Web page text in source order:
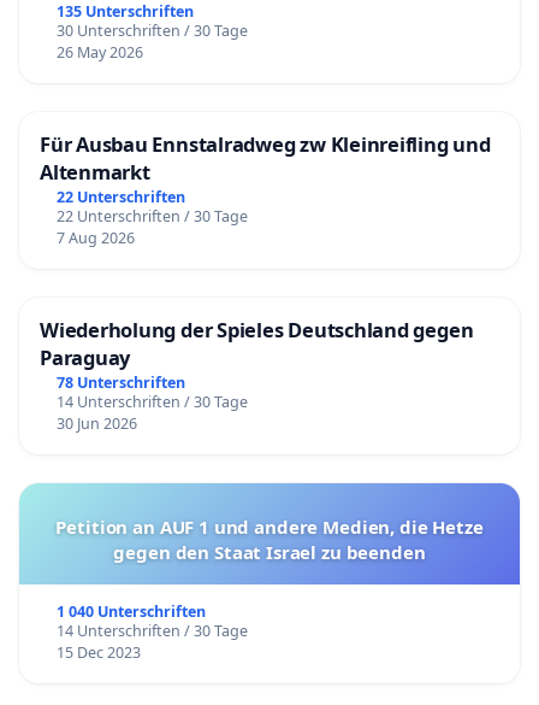
135 Unterschriften
30 Unterschriften / 30 Tage
26 May 2026
Für Ausbau Ennstalradweg zw Kleinreifling und
Altenmarkt
22 Unterschriften
22 Unterschriften / 30 Tage
7 Aug 2026
Wiederholung der Spieles Deutschland gegen
Paraguay
78 Unterschriften
14 Unterschriften / 30 Tage
30 Jun 2026
Petition an AUF 1 und andere Medien, die Hetze
gegen den Staat Israel zu beenden
1 040 Unterschriften
14 Unterschriften / 30 Tage
15 Dec 2023